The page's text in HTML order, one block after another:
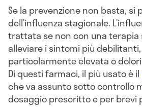
Se la prevenzione non basta, si
dell’influenza stagionale.
trattata se non con una
alleviare i sintomi più
particolarmente elevata o
Di questi farmaci, il più usato è il
che va assunto sotto controllo
dosaggio prescritto e per brevi